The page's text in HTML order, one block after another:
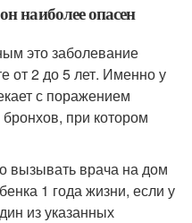
наиболее опасен
это заболевание
от 2 до 5 лет. Именно у
с поражением
при котором
вызывать врача на дом
1 года жизни, если у
из указанных